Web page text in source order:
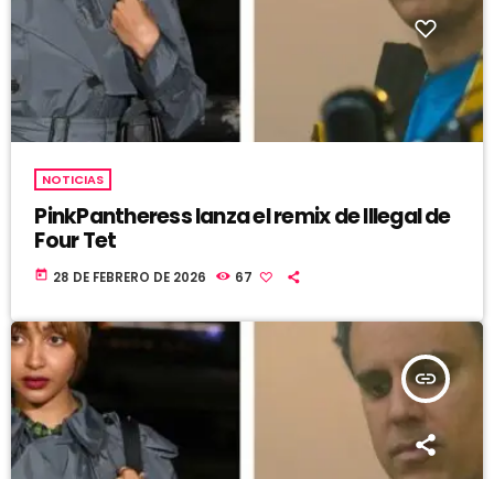
NOTICIAS
PinkPantheress lanza el remix de Illegal de
Four Tet
today 28 DE FEBRERO DE 2026 67
insert_link